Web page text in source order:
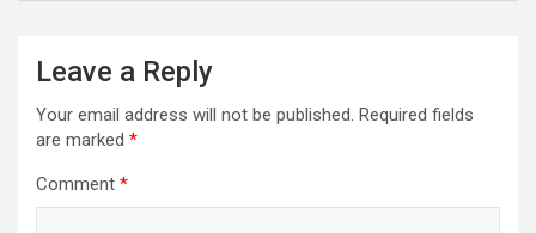
Leave a Reply
Your email address will not be published. Required fields
are marked *
Comment *